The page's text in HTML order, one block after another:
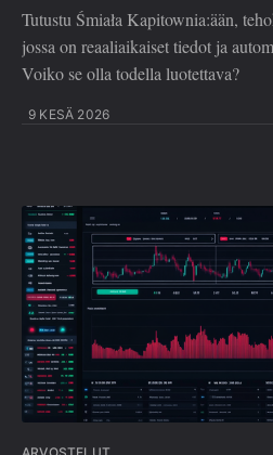
Tutustu Śmiała Kapitownia:ään,
jossa on reaaliaikaiset tiedot ja
Voiko se olla todella luotettava?
9 KESÄ 2026